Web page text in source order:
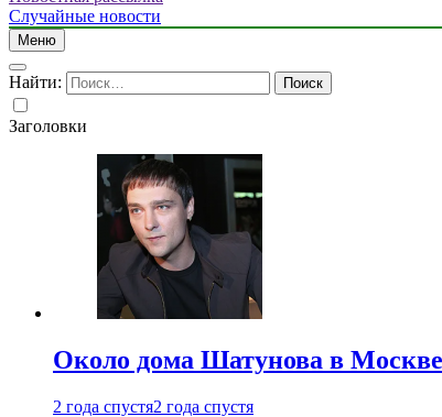
Случайные новости
Меню
Найти:
Заголовки
Около дома Шатунова в
2 года спустя2 года спустя